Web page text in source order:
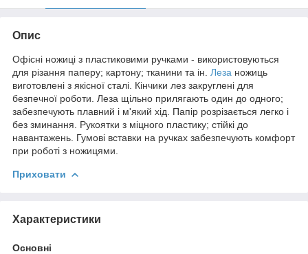
Опис
Офісні ножиці з пластиковими ручками - використовуються
для різання паперу; картону; тканини та ін. Леза ножиць
виготовлені з якісної сталі. Кінчики лез закруглені для
безпечної роботи. Леза щільно прилягають один до одного;
забезпечують плавний і м'який хід. Папір розрізається легко і
без зминання. Рукоятки з міцного пластику; стійкі до
навантажень. Гумові вставки на ручках забезпечують комфорт
при роботі з ножицями.
Приховати
Характеристики
Основні